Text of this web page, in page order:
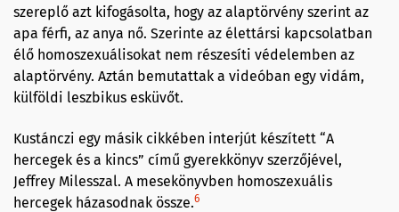
szereplő azt kifogásolta, hogy az alaptörvény szerint az
apa férfi, az anya nő. Szerinte az élettársi kapcsolatban
élő homoszexuálisokat nem részesíti védelemben az
alaptörvény. Aztán bemutattak a videóban egy vidám,
külföldi leszbikus esküvőt.
Kustánczi egy másik cikkében interjút készített “A
hercegek és a kincs” című gyerekkönyv szerzőjével,
Jeffrey Milesszal. A mesekönyvben homoszexuális
hercegek házasodnak össze.6